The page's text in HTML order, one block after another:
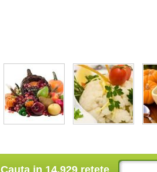
Cauta in 14.929 retete